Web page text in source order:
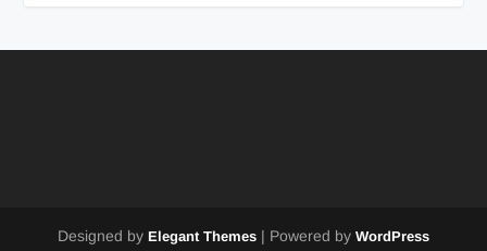
Designed by Elegant Themes | Powered by WordPress